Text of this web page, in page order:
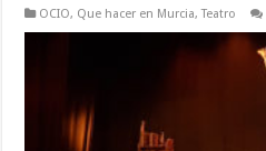
OCIO, Que hacer en Murcia,Teatro